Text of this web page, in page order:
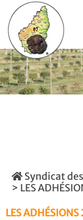
Syndicat
> LES
LES